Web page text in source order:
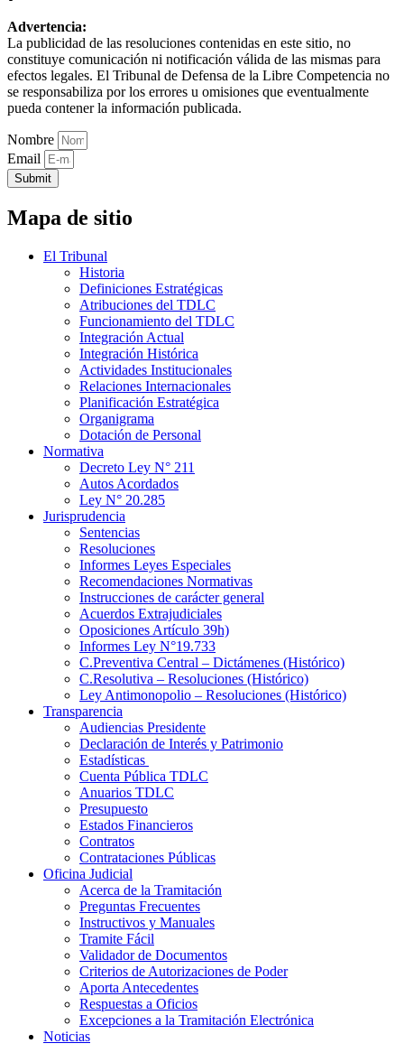
Advertencia:
La publicidad de las resoluciones contenidas en este sitio, no
constituye comunicación ni notificación válida de las mismas para
efectos legales. El Tribunal de Defensa de la Libre Competencia no
se responsabiliza por los errores u omisiones que eventualmente
pueda contener la información publicada.
Nombre
Email
Submit
Mapa de sitio
El Tribunal
Historia
Definiciones Estratégicas
Atribuciones del TDLC
Funcionamiento del TDLC
Integración Actual
Integración Histórica
Actividades Institucionales
Relaciones Internacionales
Planificación Estratégica
Organigrama
Dotación de Personal
Normativa
Decreto Ley N° 211
Autos Acordados
Ley N° 20.285
Jurisprudencia
Sentencias
Resoluciones
Informes Leyes Especiales
Recomendaciones Normativas
Instrucciones de carácter general
Acuerdos Extrajudiciales
Oposiciones Artículo 39h)
Informes Ley N°19.733
C.Preventiva Central – Dictámenes (Histórico)
C.Resolutiva – Resoluciones (Histórico)
Ley Antimonopolio – Resoluciones (Histórico)
Transparencia
Audiencias Presidente
Declaración de Interés y Patrimonio
Estadísticas
Cuenta Pública TDLC
Anuarios TDLC
Presupuesto
Estados Financieros
Contratos
Contrataciones Públicas
Oficina Judicial
Acerca de la Tramitación
Preguntas Frecuentes
Instructivos y Manuales
Tramite Fácil
Validador de Documentos
Criterios de Autorizaciones de Poder
Aporta Antecedentes
Respuestas a Oficios
Excepciones a la Tramitación Electrónica
Noticias